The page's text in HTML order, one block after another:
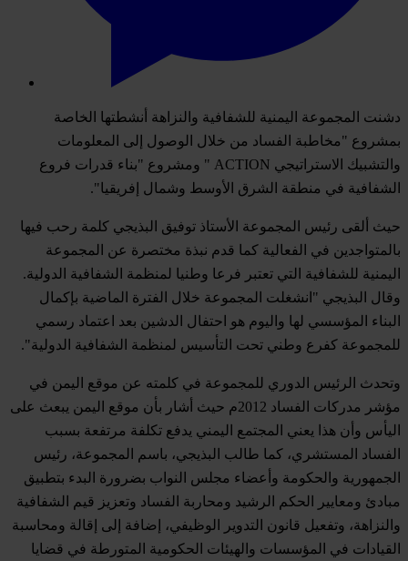
دشنت المجموعة اليمنية للشفافية والنزاهة أنشطتها الخاصة
بمشروع "مخاطبة الفساد من خلال الوصول إلى المعلومات
والتشبيك الاستراتيجي ACTION " ومشروع "بناء قدرات فروع
الشفافية في منطقة الشرق الأوسط وشمال إفريقيا".
حيث ألقى رئيس المجموعة الأستاذ توفيق البذيجي كلمة رحب فيها
بالمتواجدين في الفعالية كما قدم نبذة مختصرة عن المجموعة
اليمنية للشفافية التي تعتبر فرعا وطنيا لمنظمة الشفافية الدولية.
وقال البذيجي "انشغلت المجموعة خلال الفترة الماضية بإكمال
البناء المؤسسي لها واليوم هو احتفال الدشين بعد اعتماد رسمي
للمجموعة كفرع وطني تحت التأسيس لمنظمة الشفافية الدولية".
وتحدث الرئيس الدوري للمجموعة في كلمته عن موقع اليمن في
مؤشر مدركات الفساد 2012م حيث أشار بأن موقع اليمن يبعث على
اليأس وأن هذا يعني المجتمع اليمني يدفع تكلفة مرتفعة بسبب
الفساد المستشري، كما طالب البذيجي، باسم المجموعة، رئيس
الجمهورية والحكومة وأعضاء مجلس النواب بضرورة البدء بتطبيق
مبادئ ومعايير الحكم الرشيد ومحاربة الفساد وتعزيز قيم الشفافية
والنزاهة، وتفعيل قانون التدوير الوظيفي، إضافة إلى إقالة ومحاسبة
القيادات في المؤسسات والهيئات الحكومية المتورطة في قضايا